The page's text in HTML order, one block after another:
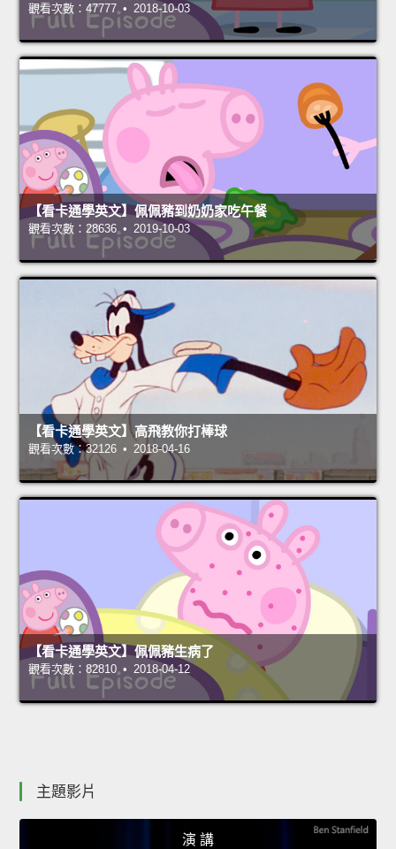
觀看次數：47777 • 2018-10-03
【看卡通學英文】佩佩豬到奶奶家吃午餐
觀看次數：28636 • 2019-10-03
【看卡通學英文】高飛教你打棒球
觀看次數：32126 • 2018-04-16
【看卡通學英文】佩佩豬生病了
觀看次數：82810 • 2018-04-12
主題影片
演 講